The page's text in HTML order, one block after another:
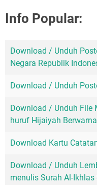
Info Popular:
Download / Unduh
Negara Republik
Download / Unduh
Download / Unduh File
huruf Hijaiyah
Download Kartu
Download / Unduh
menulis Surah Al-